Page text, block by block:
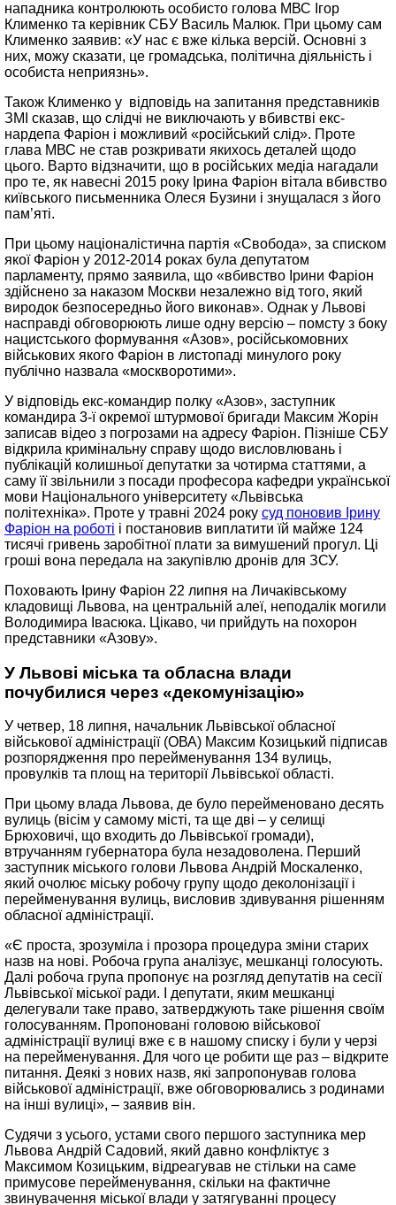
нападника контролюють особисто голова МВС Ігор
Клименко та керівник СБУ Василь Малюк. При цьому сам
Клименко заявив: «У нас є вже кілька версій. Основні з
них, можу сказати, це громадська, політична діяльність і
особиста неприязнь».
Також Клименко у відповідь на запитання представників
ЗМІ сказав, що слідчі не виключають у вбивстві екс-
нардепа Фаріон і можливий «російський слід». Проте
глава МВС не став розкривати якихось деталей щодо
цього. Варто відзначити, що в російських медіа нагадали
про те, як навесні 2015 року Ірина Фаріон вітала вбивство
київського письменника Олеся Бузини і знущалася з його
пам’яті.
При цьому націоналістична партія «Свобода», за списком
якої Фаріон у 2012-2014 роках була депутатом
парламенту, прямо заявила, що «вбивство Ірини Фаріон
здійснено за наказом Москви незалежно від того, який
виродок безпосередньо його виконав». Однак у Львові
насправді обговорюють лише одну версію – помсту з боку
нацистського формування «Азов», російськомовних
військових якого Фаріон в листопаді минулого року
публічно назвала «москворотими».
У відповідь екс-командир полку «Азов», заступник
командира 3-ї окремої штурмової бригади Максим Жорін
записав відео з погрозами на адресу Фаріон. Пізніше СБУ
відкрила кримінальну справу щодо висловлювань і
публікацій колишньої депутатки за чотирма статтями, а
саму її звільнили з посади професора кафедри української
мови Національного університету «Львівська
політехніка». Проте у травні 2024 року суд поновив Ірину
Фаріон на роботі і постановив виплатити їй майже 124
тисячі гривень заробітної плати за вимушений прогул. Ці
гроші вона передала на закупівлю дронів для ЗСУ.
Поховають Ірину Фаріон 22 липня на Личаківському
кладовищі Львова, на центральній алеї, неподалік могили
Володимира Івасюка. Цікаво, чи прийдуть на похорон
представники «Азову».
У Львові міська та обласна влади
почубилися через «декомунізацію»
У четвер, 18 липня, начальник Львівської обласної
військової адміністрації (ОВА) Максим Козицький підписав
розпорядження про перейменування 134 вулиць,
провулків та площ на території Львівської області.
При цьому влада Львова, де було перейменовано десять
вулиць (вісім у самому місті, та ще дві – у селищі
Брюховичі, що входить до Львівської громади),
втручанням губернатора була незадоволена. Перший
заступник міського голови Львова Андрій Москаленко,
який очолює міську робочу групу щодо деколонізації і
перейменування вулиць, висловив здивування рішенням
обласної адміністрації.
«Є проста, зрозуміла і прозора процедура зміни старих
назв на нові. Робоча група аналізує, мешканці голосують.
Далі робоча група пропонує на розгляд депутатів на сесії
Львівської міської ради. І депутати, яким мешканці
делегували таке право, затверджують таке рішення своїм
голосуванням. Пропоновані головою військової
адміністрації вулиці вже є в нашому списку і були у черзі
на перейменування. Для чого це робити ще раз – відкрите
питання. Деякі з нових назв, які запропонував голова
військової адміністрації, вже обговорювались з родинами
на інші вулиці», – заявив він.
Судячи з усього, устами свого першого заступника мер
Львова Андрій Садовий, який давно конфліктує з
Максимом Козицьким, відреагував не стільки на саме
примусове перейменування, скільки на фактичне
звинувачення міської влади у затягуванні процесу